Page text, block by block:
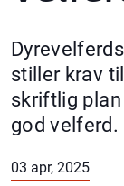
stiller krav
skriftlig
god velferd.
03 apr, 2025